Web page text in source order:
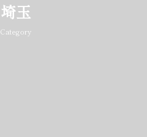
埼玉
Category